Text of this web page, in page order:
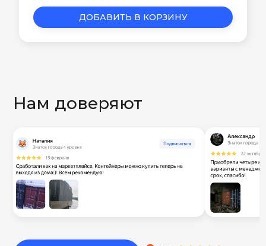
ДОБАВИТЬ В КОРЗИНУ
Нам доверяют